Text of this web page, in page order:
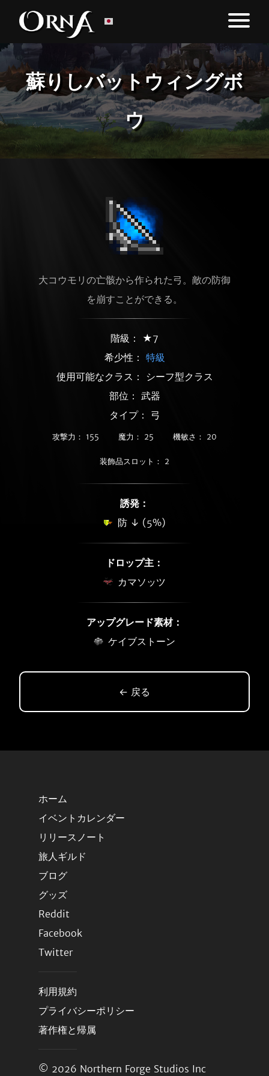
蘇りしバットウィングボ
ウ
大コウモリの亡骸から作られた弓。敵の防御
を崩すことができる。
階級： ★7
希少性： 特級
使用可能なクラス： シーフ型クラス
部位： 武器
タイプ： 弓
攻撃力： 155 魔力： 25 機敏さ： 20
装飾品スロット： 2
誘発：
防 ↓ (5%)
ドロップ主：
カマソッツ
アップグレード素材：
ケイブストーン
← 戻る
ホーム
イベントカレンダー
リリースノート
旅人ギルド
ブログ
グッズ
Reddit
Facebook
Twitter
利用規約
プライバシーポリシー
著作権と帰属
© 2026 Northern Forge Studios Inc